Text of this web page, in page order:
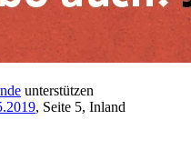
unterstützen
, Seite 5, Inland